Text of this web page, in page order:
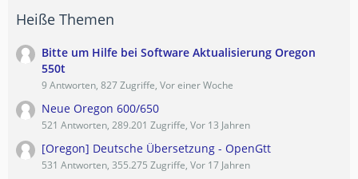
Heiße Themen
Bitte um Hilfe bei Software Aktualisierung Oregon
550t
9 Antworten, 827 Zugriffe, Vor einer Woche
Neue Oregon 600/650
521 Antworten, 289.201 Zugriffe, Vor 13 Jahren
[Oregon] Deutsche Übersetzung - OpenGtt
531 Antworten, 355.275 Zugriffe, Vor 17 Jahren